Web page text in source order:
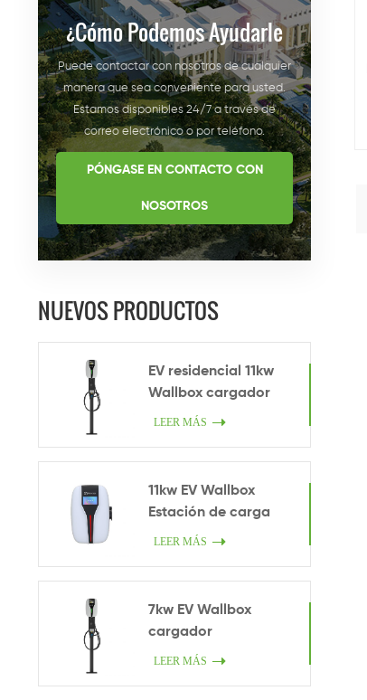
¿cómo Podemos Ayudarle
Puede contactar con nosotros de cualquier
manera que sea conveniente para usted.
Estamos disponibles 24/7 a través de
correo electrónico o por teléfono.
PÓNGASE EN CONTACTO CON
NOSOTROS
NUEVOS PRODUCTOS
EV residencial 11kw
Wallbox cargador
LEER MÁS
11kw EV Wallbox
Estación de carga
LEER MÁS
7kw EV Wallbox
cargador
LEER MÁS